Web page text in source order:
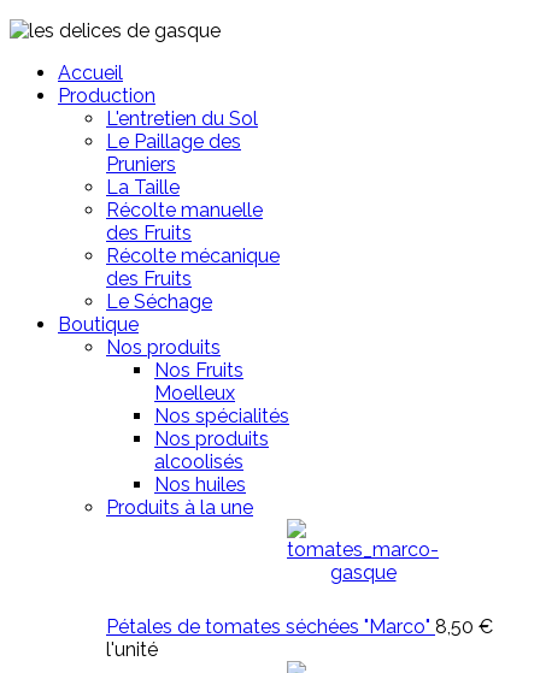
Accueil
Production
L'entretien du Sol
Le Paillage des
Pruniers
La Taille
Récolte manuelle
des Fruits
Récolte mécanique
des Fruits
Le Séchage
Boutique
Nos produits
Nos Fruits
Moelleux
Nos spécialités
Nos produits
alcoolisés
Nos huiles
Produits à la une
Pétales de tomates séchées "Marco" 8,50 €
l'unité